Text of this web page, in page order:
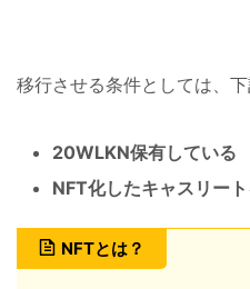
移行させる条件としては、下
20WLKN保有している
NFT化したキャスリー
NFTとは？